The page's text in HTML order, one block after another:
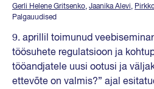
Gerli Helene Gritsenko, Jaanika Alevi,
Palgauudised
9. aprillil toimunud
töösuhete regulatsioon ja
tööandjatele uusi ootusi ja
ettevõte on valmis?” ajal